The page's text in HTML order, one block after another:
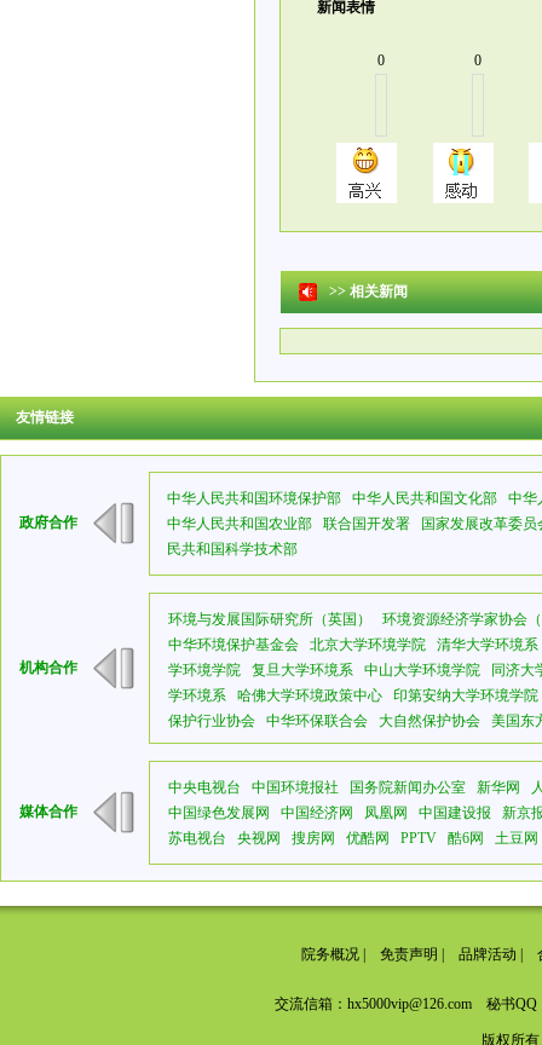
新闻表情
0 0
>>相关新闻
友情链接
政府合作
中华人民共和国环境保护部 中华人民共和国文化部
中华
中华人民共和国农业部
联合国开发署
国家发展改革委员
民共和国科学技术部
机构合作
环境与发展国际研究所（英国）
环境资源经济学家协会
中华环境保护基金会
北京大学环境学院
清华大学环境系
学环境学院
复旦大学环境系 中山大学环境学院
同济大
学环境系
哈佛大学环境政策中心
印第安纳大学环境学院
保护行业协会
中华环保联合会 大自然保护协会 美国东
媒体合作
中央电视台 中国环境报社 国务院新闻办公室 新华网
中国绿色发展网
中国经济网 凤凰网 中国建设报
新京
苏电视台
央视网 搜房网 优酷网 PPTV 酷6网 土豆网
院务概况| 免责声明 品牌活动
交流信箱：hx5000vip@126.com 秘书
版权所